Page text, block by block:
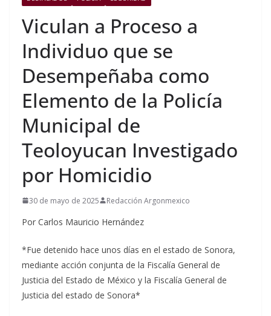
Viculan a Proceso a
Individuo que se
Desempeñaba como
Elemento de la Policía
Municipal de
Teoloyucan Investigado
por Homicidio
30 de mayo de 2025 Redacción Argonmexico
Por Carlos Mauricio Hernández
*Fue detenido hace unos días en el estado de Sonora,
mediante acción conjunta de la Fiscalía General de
Justicia del Estado de México y la Fiscalía General de
Justicia del estado de Sonora*